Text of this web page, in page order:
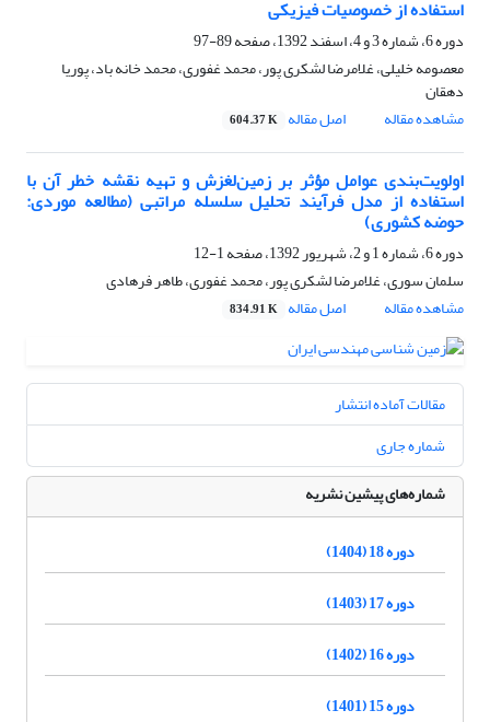
استفاده از خصوصیات فیزیکی
دوره 6، شماره 3 و 4، اسفند 1392، صفحه
89-97
معصومه خلیلی، غلامرضا لشکری پور، محمد غفوری، محمد خانه باد، پوریا
دهقان
مشاهده مقاله
اصل مقاله 604.37 K
اولویت‌بندی عوامل مؤثر بر زمین‌لغزش و تهیه نقشه خطر آن با
استفاده از مدل فرآیند تحلیل سلسله مراتبی (مطالعه موردی:
حوضه کشوری)
دوره 6، شماره 1 و 2، شهریور 1392، صفحه
1-12
سلمان سوری، غلامرضا لشکری پور، محمد غفوری، طاهر فرهادی
مشاهده مقاله
اصل مقاله 834.91 K
مقالات آماده انتشار
شماره جاری
شماره‌های پیشین نشریه
دوره 18 (1404)
دوره 17 (1403)
دوره 16 (1402)
دوره 15 (1401)